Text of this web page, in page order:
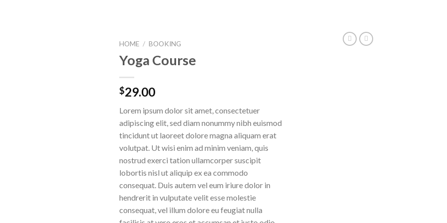
HOME / BOOKING
Yoga Course
$29.00
Lorem ipsum dolor sit amet, consectetuer
adipiscing elit, sed diam nonummy nibh euismod
tincidunt ut laoreet dolore magna aliquam erat
volutpat. Ut wisi enim ad minim veniam, quis
nostrud exerci tation ullamcorper suscipit
lobortis nisl ut aliquip ex ea commodo
consequat. Duis autem vel eum iriure dolor in
hendrerit in vulputate velit esse molestie
consequat, vel illum dolore eu feugiat nulla